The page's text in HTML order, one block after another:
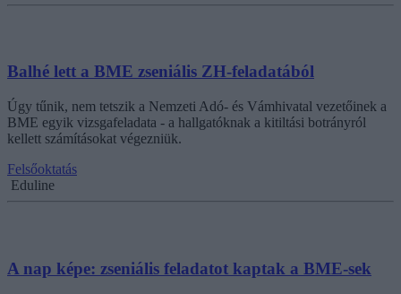
Balhé lett a BME zseniális ZH-feladatából
Úgy tűnik, nem tetszik a Nemzeti Adó- és Vámhivatal vezetőinek a
BME egyik vizsgafeladata - a hallgatóknak a kitiltási botrányról
kellett számításokat végezniük.
Felsőoktatás
Eduline
A nap képe: zseniális feladatot kaptak a BME-sek